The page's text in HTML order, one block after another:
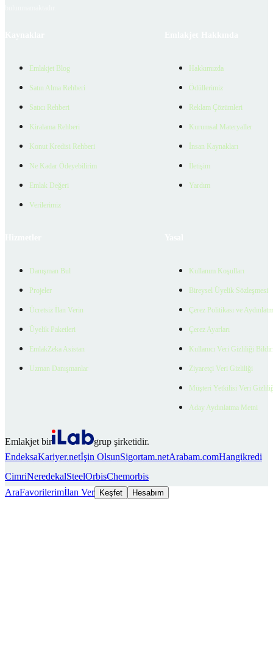
Emlakjet Blog
Satın Alma Rehberi
Satıcı Rehberi
Kiralama Rehberi
Konut Kredisi Rehberi
Ne Kadar Ödeyebilirim
Emlak Değeri
Verilerimiz
Hakkımızda
Ödüllerimiz
Reklam Çözümleri
Kurumsal Materyaller
İnsan Kaynakları
İletişim
Yardım
Danışman Bul
Projeler
Ücretsiz İlan Verin
Üyelik Paketleri
EmlakZeka Asistan
Uzman Danışmanlar
Kullanım Koşulları
Bireysel Üyelik Sözleşmesi
Çerez Politikası ve
Çerez Ayarları
Kullanıcı Veri Gizliliği
Ziyaretçi Veri Gizliliği
Müşteri Yetkilisi Veri
Aday Aydınlatma Metni
Emlakjet bir
grup şirketidir.
EndeksaKariyer.netİşin OlsunSigortam.netArabam.comHangikredi
CimriNeredekalSteelOrbisChemorbis
AraFavorilerimİlan Ver Keşfet Hesabım